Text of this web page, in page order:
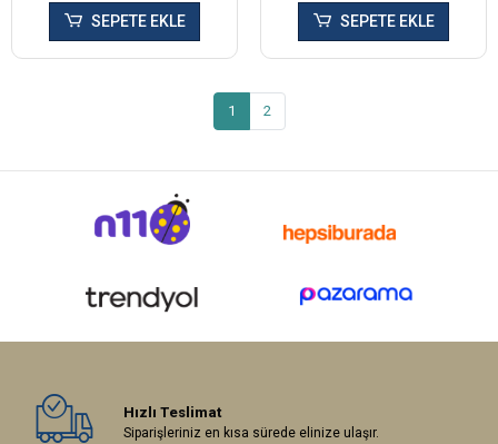
SEPETE EKLE SEPETE EKLE
1 2
Hızlı Teslimat
Siparişleriniz en kısa sürede elinize ulaşır.